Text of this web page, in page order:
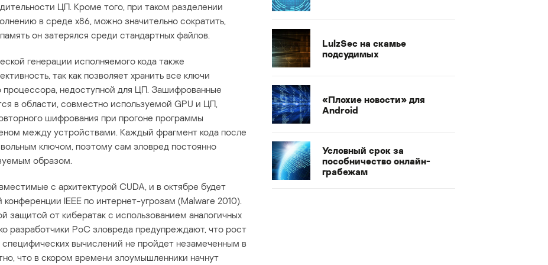
ЦП. Кроме того, при таком разделении
в среде x86, можно значительно сократить,
он затерялся среди стандартных файлов.
генерации исполняемого кода также
так как позволяет хранить все ключи
процессора, недоступной для ЦП. Зашифрованные
в области, совместно используемой GPU и ЦП,
шифрования при прогоне программы
между устройствами. Каждый фрагмент кода после
ключом, поэтому сам зловред постоянно
образом.
с архитектурой CUDA, и в октябре будет
IEEE по интернет-угрозам (Malware 2010).
защитой от кибератак с использованием аналогичных
разработчики РоС зловреда предупреждают, что рост
специфических вычислений не пройдет незамеченным в
что в скором времени злоумышленники начнут
LulzSec на скамье
подсудимых
«Плохие новости» для
Android
Условный срок за
пособничество онлайн-
грабежам